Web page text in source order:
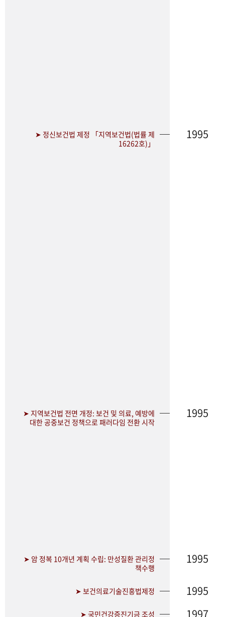
➤ 정신보건법 제정 「지역보건법(법률 제
16262호)」
1995
➤ 지역보건법 전면 개정: 보건 및 의료, 예방에
대한 공중보건 정책으로 패러다임 전환 시작
1995
➤ 암 정복 10개년 계획 수립: 만성질환 관리정
책수행
1995
➤ 보건의료기술진흥법제정 1995
➤ 국민건강증진기금 조성 1997